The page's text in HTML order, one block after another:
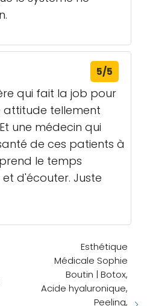
5/5
qui fait la job pour
attitude tellement
une médecin qui
de ces patients à
le temps
d'écouter. Juste
Esthétique
Médicale Sophie
Boutin | Botox,
Acide hyaluronique,
Peeling,